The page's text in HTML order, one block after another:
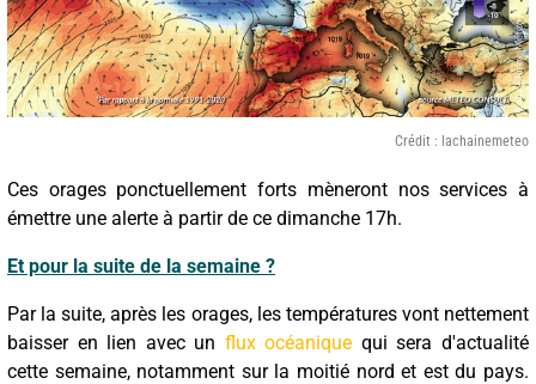
Crédit : lachainemeteo
Ces orages ponctuellement forts mèneront nos services à
émettre une alerte à partir de ce dimanche 17h.
Et pour la suite de la semaine ?
Par la suite, après les orages, les températures vont nettement
baisser en lien avec un flux océanique qui sera d'actualité
cette semaine, notamment sur la moitié nord et est du pays.